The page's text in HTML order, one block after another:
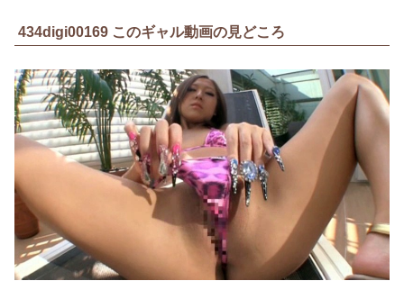
434digi00169 このギャル動画の見どころ